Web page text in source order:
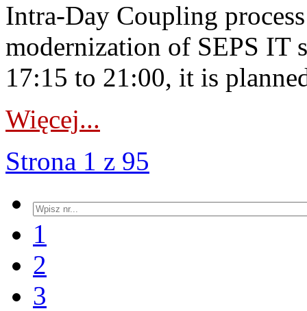
Intra-Day Coupling
modernization of SEPS IT
17:15 to 21:00, it is
Więcej...
Strona 1 z 95
1
2
3